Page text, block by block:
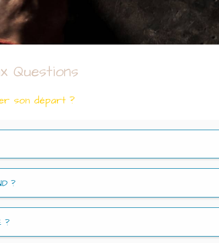
Questions
son départ ?
?
?